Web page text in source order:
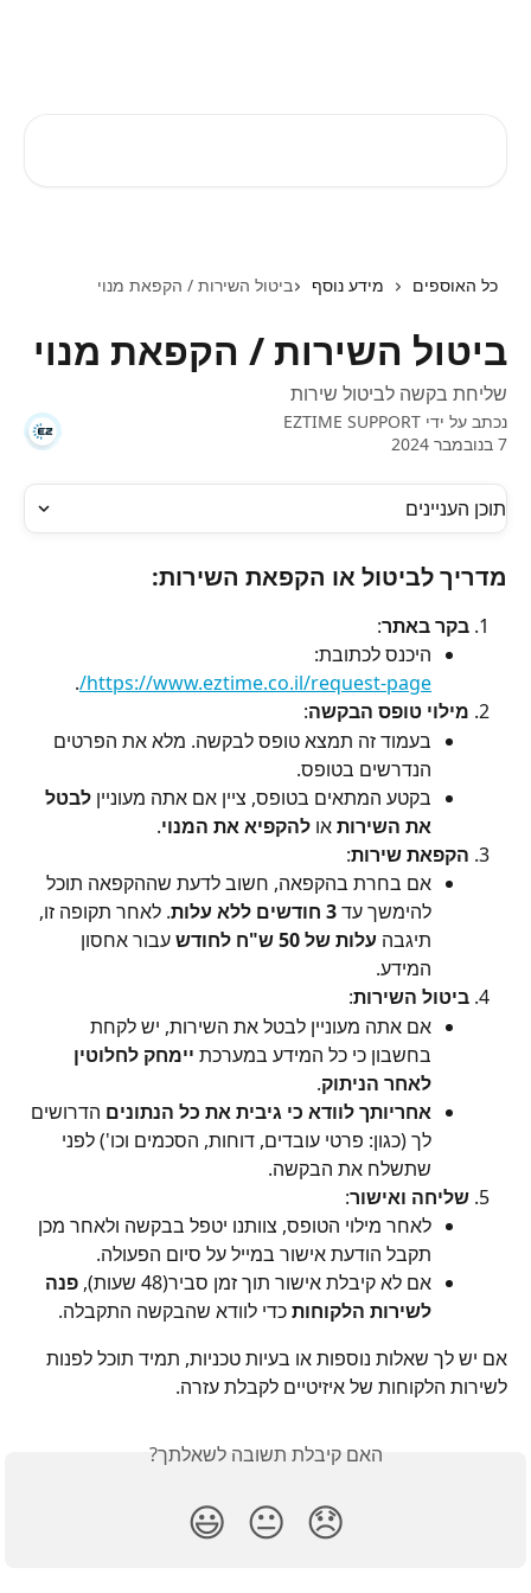
כל האוספים מידע נוסף ביטול השירות / הקפאת מנוי
ביטול השירות / הקפאת מנוי
שליחת בקשה לביטול שירות
נכתב על ידי EZTIME SUPPORT
7 בנובמבר 2024
תוכן העניינים
מדריך לביטול או הקפאת השירות:
בקר באתר:
היכנס לכתובת:
https://www.eztime.co.il/request-page/
.
מילוי טופס הבקשה:
בעמוד זה תמצא טופס לבקשה. מלא את הפרטים
הנדרשים בטופס.
בקטע המתאים בטופס, ציין אם אתה מעוניין לבטל
את השירות או להקפיא את המנוי.
הקפאת שירות:
אם בחרת בהקפאה, חשוב לדעת שההקפאה תוכל
להימשך עד 3 חודשים ללא עלות
. לאחר תקופה זו,
תיגבה עלות של 50 ש"ח לחודש
עבור אחסון
המידע.
ביטול השירות:
אם אתה מעוניין לבטל את השירות, יש לקחת
בחשבון כי כל המידע במערכת יימחק לחלוטין
לאחר הניתוק.
אחריותך לוודא כי גיבית את כל הנתונים הדרושים
לך (כגון: פרטי עובדים, דוחות, הסכמים וכו') לפני
שתשלח את הבקשה.
שליחה ואישור:
לאחר מילוי הטופס, צוותנו יטפל בבקשה ולאחר מכן
תקבל הודעת אישור במייל על סיום הפעולה.
אם לא קיבלת אישור תוך זמן סביר(48 שעות),
פנה
לשירות הלקוחות כדי לוודא שהבקשה התקבלה.
אם יש לך שאלות נוספות או בעיות טכניות, תמיד תוכל לפנות
לשירות הלקוחות של איזיטיים לקבלת עזרה.
האם קיבלת תשובה לשאלתך?
😞
😐
😃